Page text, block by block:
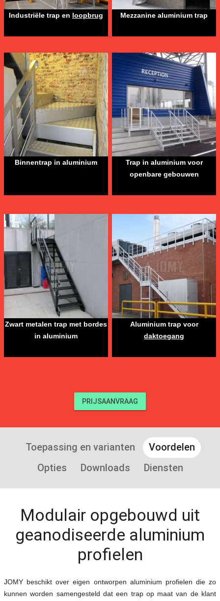
Industriële trap en loopbrug Mezzanine aluminium trap
Binnentrap in aluminium
Trap in aluminium voor
openbare gebouwen
Zwart metalen trap met bordes
in aluminium
Aluminium trap voor
daktoegang
PRIJSAANVRAAG
Toepassing en varianten
Voordelen
Opties
Downloads Diensten
Modulair opgebouwd uit
geanodiseerde aluminium
profielen
JOMY beschikt over eigen ontworpen aluminium profielen die zo
kunnen worden samengesteld dat een trap op maat van de klant